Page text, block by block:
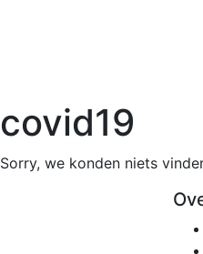
covid19
Sorry, we konden niets